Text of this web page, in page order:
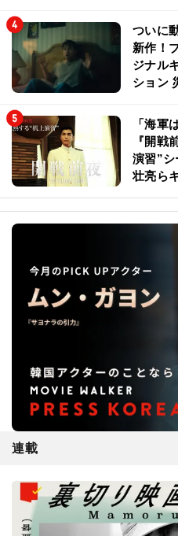
ついに
新作！
ジナル
ション
「海軍
『開戦
演習”
壮亮ら
連載